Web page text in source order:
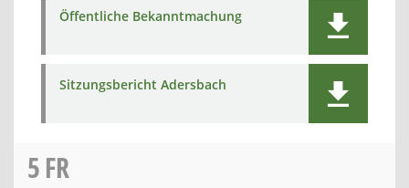
Öffentliche Bekanntmachung
Sitzungsbericht Adersbach
5FR